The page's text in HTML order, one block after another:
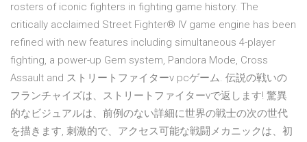
rosters of iconic fighters in fighting game history. The
critically acclaimed Street Fighter® IV game engine has been
refined with new features including simultaneous 4-player
fighting, a power-up Gem system, Pandora Mode, Cross
Assault and ストリートファイターv pcゲーム. 伝説の戦いの
フランチャイズは、ストリートファイターvで返します! 驚異
的なビジュアルは、前例のない詳細に世界の戦士の次の世代
を描きます, 刺激的で、アクセス可能な戦闘メカニックは、初